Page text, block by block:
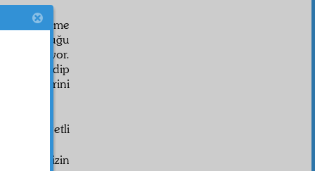
ölüme
olduğu
gelmiyor.
edip
meselelerini
ehemmiyetli
i sizin